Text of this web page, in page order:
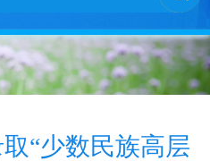
“少数民族高层